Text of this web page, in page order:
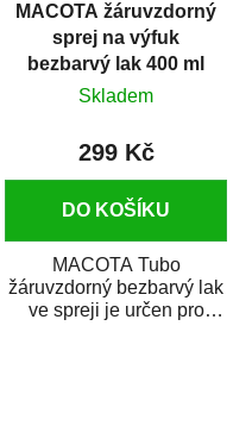
MACOTA žáruvzdorný
sprej na výfuk
bezbarvý lak 400 ml
Skladem
299 Kč
DO KOŠÍKU
MACOTA Tubo
žáruvzdorný bezbarvý lak
ve spreji je určen pro